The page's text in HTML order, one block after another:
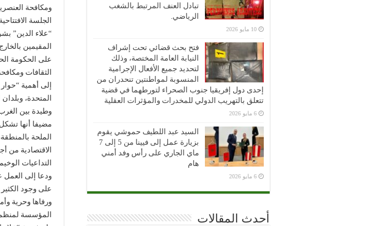
ومكافحة
الجلسة
“علاء الدين”
المقيمين
على الحكومة
الثقافات
إلى أهمية
المتحدة،
وطيدة بين
مضيفا أنها
الملحة
الاقتصادية من
التداعيات
ودعا إلى
على وجود
ورفاها وحرية
تبادل العنف المرتبط بالشغب
الرياضي.
10 مايو 2026
فتح بحث قضائي تحت إشراف
النيابة العامة المختصة، وذلك
لتحديد جميع الأفعال الإجرامية
المنسوبة لمواطنتين تنحدران من
إحدى دول إفريقيا جنوب الصحراء لتورطهما في قضية
تتعلق بالتهريب الدولي للمخدرات والمؤثرات العقلية
6 مايو 2026
السيد عبد اللطيف حموشي يقوم
بزيارة عمل إلى فيينا من 5 إلى 7
ماي الجاري على رأس وفد أمني
هام
6 مايو 2026
أحدث المقالات